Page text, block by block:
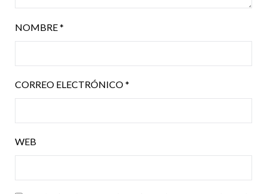
NOMBRE*
CORREO ELECTRÓNICO*
WEB